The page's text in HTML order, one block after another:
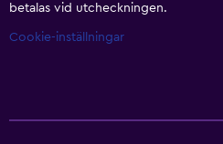
betalas vid utcheckningen.
Cookie-inställningar